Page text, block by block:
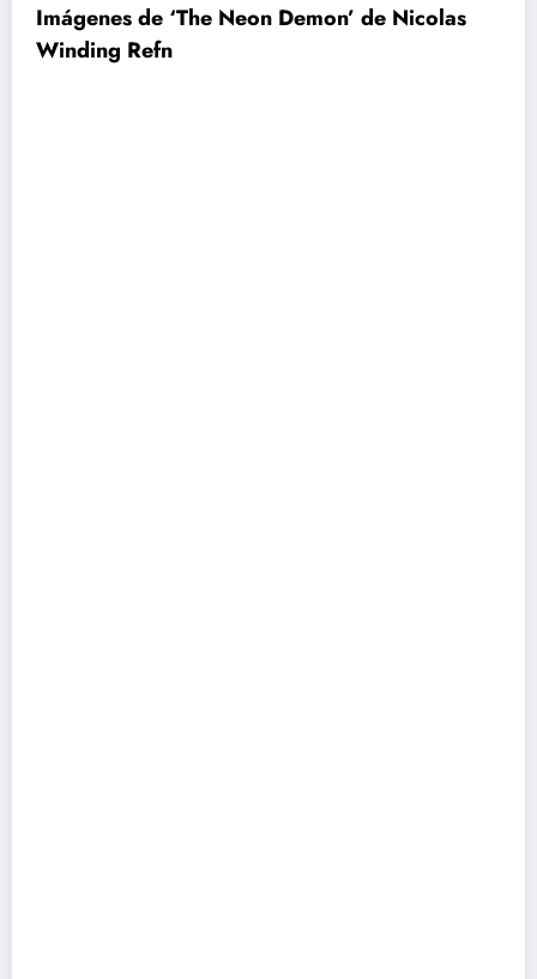
Imágenes de ‘The Neon Demon’ de Nicolas
Winding Refn